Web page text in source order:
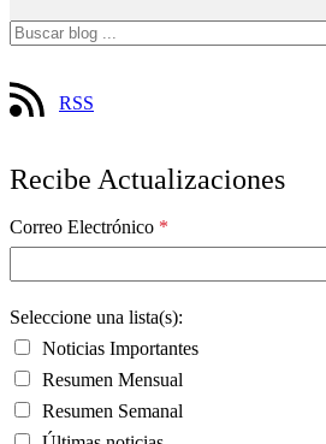
RSS
Recibe Actualizaciones
Correo Electrónico *
Seleccione una lista(s):
Noticias Importantes
Resumen Mensual
Resumen Semanal